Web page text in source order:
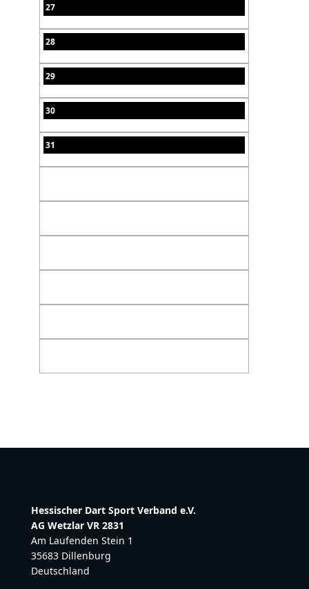
27
28
29
30
31
Hessischer Dart Sport Verband e.V.
AG Wetzlar VR 2831
Am Laufenden Stein 1
35683 Dillenburg
Deutschland